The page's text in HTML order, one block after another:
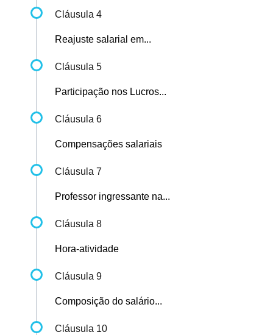
Cláusula 4
Reajuste salarial em...
Cláusula 5
Participação nos Lucros...
Cláusula 6
Compensações salariais
Cláusula 7
Professor ingressante na...
Cláusula 8
Hora-atividade
Cláusula 9
Composição do salário...
Cláusula 10